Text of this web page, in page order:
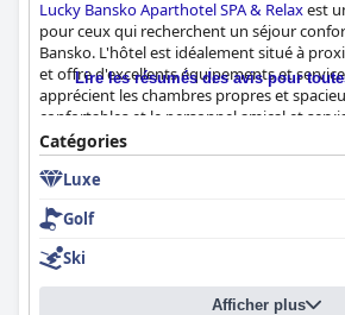
Lucky Bansko Aparthotel SPA & Relaxest
pour ceux qui recherchent un séjour
Bansko. L'hôtel est idéalement situé à
et offre d'excellents équipements et
apprécient les chambres propres et
confortables et le personnel amical et
déjeuner est varié et savoureux, tandis que
sont exceptionnels. L'hôtel est également
avec des équipements pour les enfants et
surveillé. Si certains clients estiment que
hauteur des exigences d'un hôtel cinq
pas moins qu'il offre une expérience
l'ensemble, le
luxueux qui offre un haut niveau de
Lire les résumés des avis pour
Catégories
Luxe
Golf
Ski
Afficher plus